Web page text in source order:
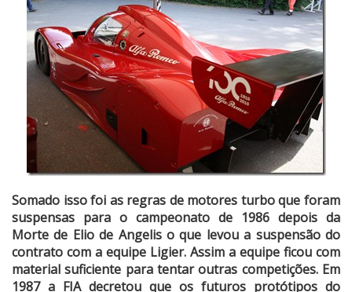
Somado isso foi as regras de motores turbo que foram
suspensas para o campeonato de 1986 depois da
Morte de Elio de Angelis o que levou a suspensão do
contrato com a equipe Ligier. Assim a equipe ficou com
material suficiente para tentar outras competições. Em
1987 a FIA decretou que os futuros protótipos do